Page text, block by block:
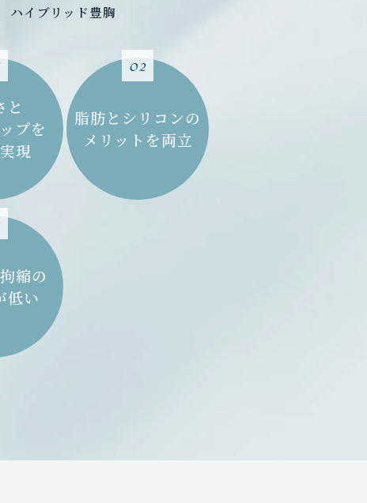
ハイブリッド豊胸
と
プを
現
02
脂肪とシリコンの
メリットを両立
縮の
低い